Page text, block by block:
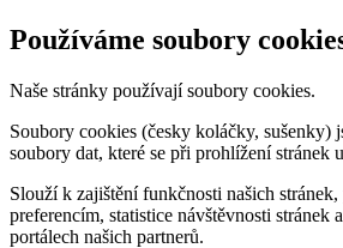
Používáme soubory
Naše stránky používají soubory cookies.
Soubory cookies (česky koláčky, sušenky)
soubory dat, které se při prohlížení stránek
Slouží k zajištění funkčnosti našich
preferencím, statistice návštěvnosti stránek
portálech našich partnerů.